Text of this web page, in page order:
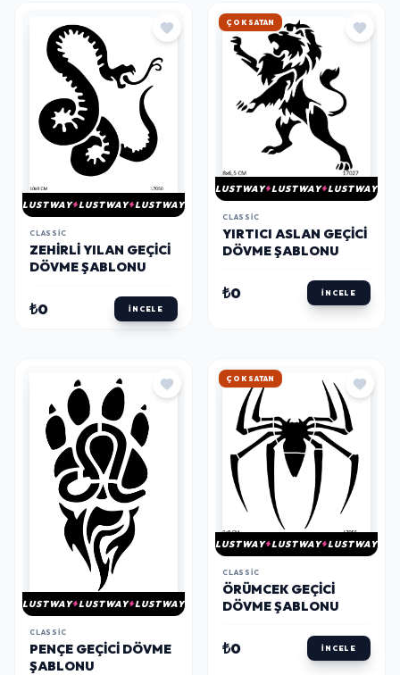
LUSTWAY LUSTWAY LUSTWAY
CLASSIC
ZEHIRLI YILAN GEÇICI
DÖVME ŞABLONU
₺0 İNCELE
HIZLI KARGO
LUSTWAY LUSTWAY LUSTWAY
CLASSIC
YIRTICI ASLAN GEÇICI
DÖVME ŞABLONU
₺0 İNCELE
LUSTWAY LUSTWAY LUSTWAY
CLASSIC
PENÇE GEÇICI DÖVME
ŞABLONU
HIZLI KARGO
LUSTWAY LUSTWAY LUSTWAY
CLASSIC
ÖRÜMCEK GEÇICI
DÖVME ŞABLONU
₺0 İNCELE